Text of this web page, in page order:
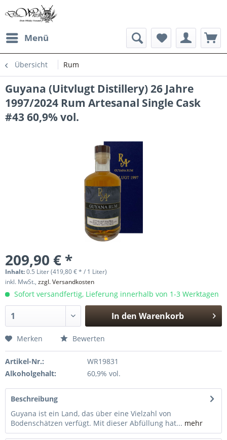
Menü
Übersicht Rum
Guyana (Uitvlugt Distillery) 26 Jahre
1997/2024 Rum Artesanal Single Cask
#43 60,9% vol.
209,90 € *
Inhalt:0.5 Liter (419,80 € * / 1 Liter)
inkl. MwSt., zzgl. Versandkosten
Sofort versandfertig, Lieferung innerhalb von 1-3 Werktagen
In den Warenkorb
Merken Bewerten
Artikel-Nr.:
WR19831
Alkoholgehalt:
60,9% vol.
Beschreibung
Guyana ist ein Land, das über eine Vielzahl von
Bodenschätzen verfügt. Mit dieser Abfüllung hat... mehr